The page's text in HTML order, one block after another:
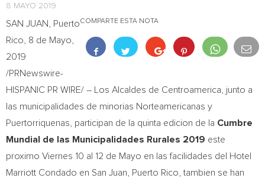
8 MAYO 2019
COMPARTE ESTA NOTA
SAN JUAN, Puerto
Rico , 8 de Mayo,
2019
/PRNewswire-
HISPANIC PR WIRE/ – Los Alcaldes de Centroamerica, junto a
las municipalidades de minorias Norteamericanas y
Puertorriquenas, participan de la quinta edicion de la Cumbre
Mundial de las Municipalidades Rurales 2019 este
proximo Viernes 10 al 12 de Mayo en las facilidades del Hotel
Marriott Condado en San Juan, Puerto Rico , tambien se han